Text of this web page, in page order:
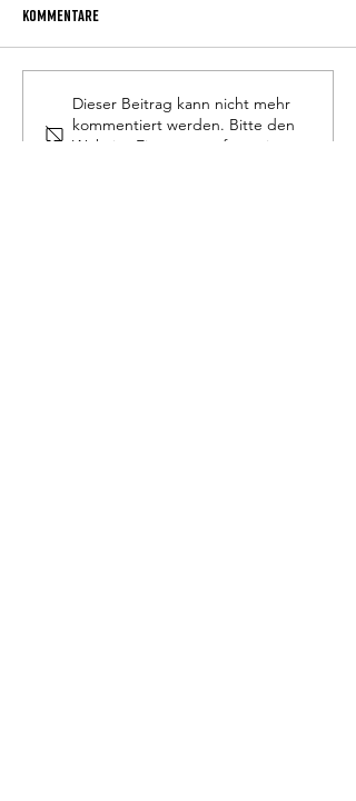
Musikalisches Don Bosco Fest
Kommentare
Dieser Beitrag kann nicht mehr
kommentiert werden. Bitte den
Website-Eigentümer für weitere